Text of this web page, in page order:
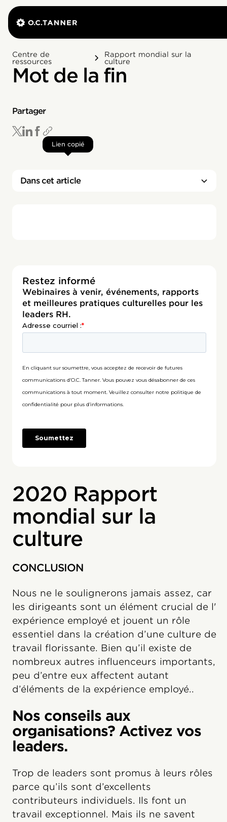
Centre de
ressources
Rapport mondial sur la
culture
Mot de la fin
Partager
Lien copié
Dans cet article
Restez informé
Webinaires à venir, événements, rapports
et meilleures pratiques culturelles pour les
leaders RH.
2020 Rapport
mondial sur la
culture
CONCLUSION
Nous ne le soulignerons jamais assez, car
les dirigeants sont un élément crucial de l'
expérience employé et jouent un rôle
essentiel dans la création d’une culture de
travail florissante. Bien qu’il existe de
nombreux autres influenceurs importants,
peu d’entre eux affectent autant
d’éléments de la expérience employé..
Nos conseils aux
organisations? Activez vos
leaders.
Trop de leaders sont promus à leurs rôles
parce qu’ils sont d’excellents
contributeurs individuels. Ils font un
travail exceptionnel. Mais ils ne savent